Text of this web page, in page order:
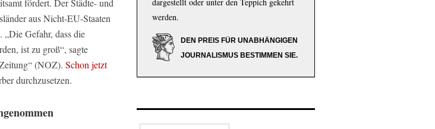
aus Nicht-EU-Staaten
„Die Gefahr, dass die
ist zu groß“, sagte
(NOZ). Schon jetzt
durchzusetzen.
werden.
DEN PREIS FÜR UNABHÄNGIGEN
JOURNALISMUS BESTIMMEN SIE.